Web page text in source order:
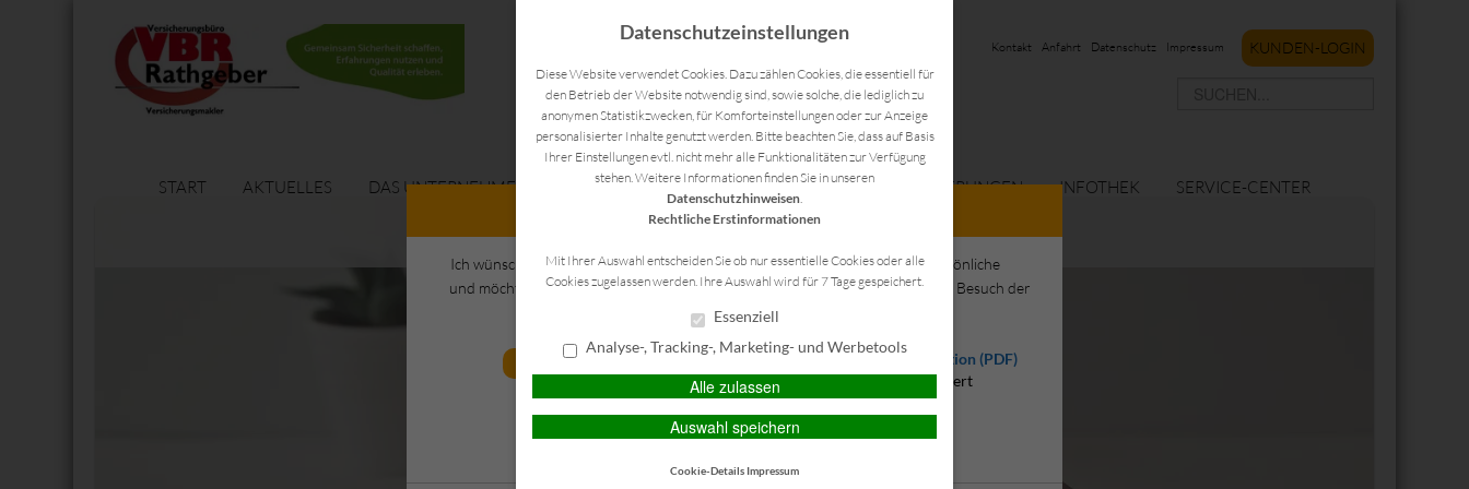
Kontakt Anfahrt Datenschutz Impressum KUNDEN-LOGIN
START AKTUELLES DAS UNTERNEHMEN LEISTUNGEN VERSICHERUNGEN FINANZIERUNGEN INFOTHEK SERVICE-CENTER
PERSÖNLICHE BERATUNG GEWÜNSCHT?
Ich wünsche eine persönliche Beratung
und möchte Kontakt mit einem Berater
BERATEN LASSEN
Ich verzichte auf eine persönliche
Beratung und möchte mit dem Besuch der
Ich habe die Erstinformation (PDF)
gelesen und gespeichert
FORTSETZEN
Datenschutzeinstellungen
Diese Website verwendet Cookies. Dazu zählen Cookies, die essentiell für
den Betrieb der Website notwendig sind, sowie solche, die lediglich zu
anonymen Statistikzwecken, für Komforteinstellungen oder zur Anzeige
personalisierter Inhalte genutzt werden. Bitte beachten Sie, dass auf Basis
Ihrer Einstellungen evtl. nicht mehr alle Funktionalitäten zur Verfügung
stehen. Weitere Informationen finden Sie in unseren
Datenschutzhinweisen.
Rechtliche Erstinformationen
Mit Ihrer Auswahl entscheiden Sie ob nur essentielle Cookies oder alle
Cookies zugelassen werden. Ihre Auswahl wird für 7 Tage gespeichert.
Essenziell
Analyse-, Tracking-, Marketing- und Werbetools
Alle zulassen
Auswahl speichern
Cookie-Details Impressum